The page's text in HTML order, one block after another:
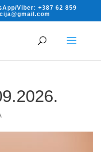
Viber: +387 62 859